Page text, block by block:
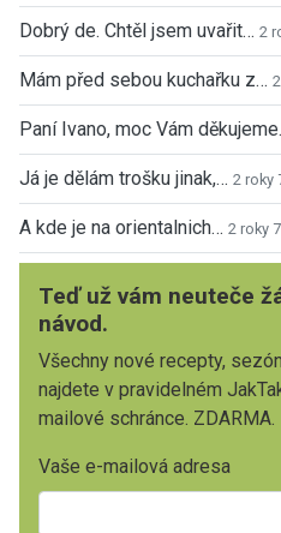
Dobrý de. Chtěl jsem uvařit… 2
Mám před sebou kuchařku z…
Paní Ivano, moc Vám
Já je dělám trošku jinak,… 2 roky
A kde je na orientalnich… 2 roky
Teď už vám neuteče
návod.
Všechny nové recepty,
najdete v pravidelném
mailové schránce. ZDARMA.
Vaše e-mailová adresa